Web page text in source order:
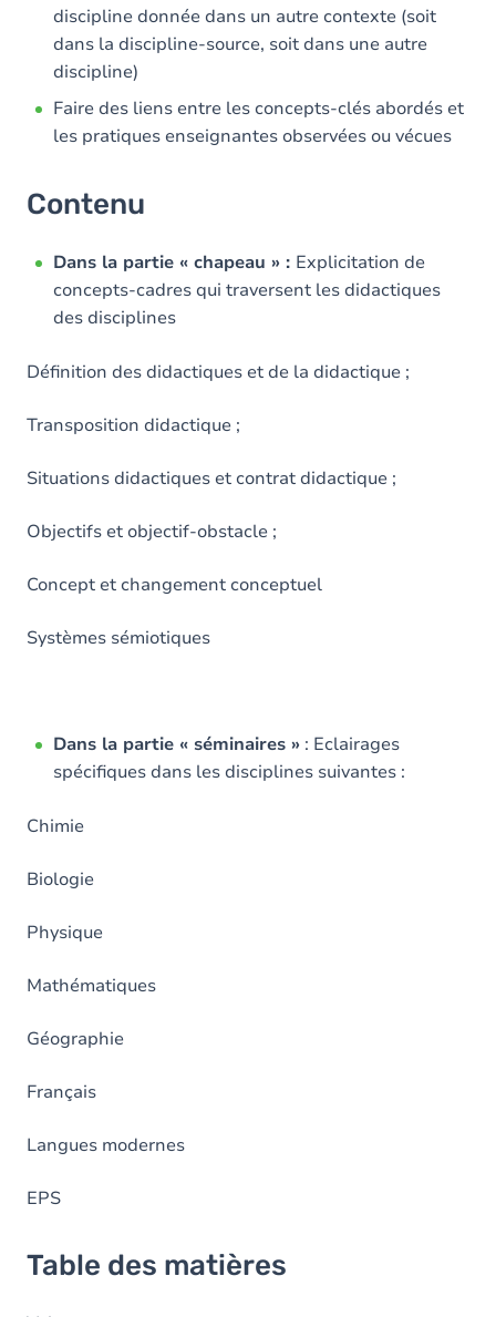
discipline donnée dans un autre contexte (soit
dans la discipline-source, soit dans une autre
discipline)
Faire des liens entre les concepts-clés abordés et
les pratiques enseignantes observées ou vécues
Contenu
Dans la partie « chapeau » : Explicitation de
concepts-cadres qui traversent les didactiques
des disciplines
Définition des didactiques et de la didactique ;
Transposition didactique ;
Situations didactiques et contrat didactique ;
Objectifs et objectif-obstacle ;
Concept et changement conceptuel
Systèmes sémiotiques
Dans la partie « séminaires » : Eclairages
spécifiques dans les disciplines suivantes :
Chimie
Biologie
Physique
Mathématiques
Géographie
Français
Langues modernes
EPS
Table des matières